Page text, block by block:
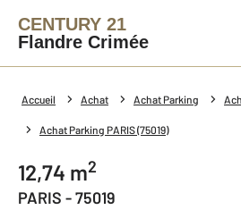
CENTURY 21
Flandre Crimée
Accueil Achat Achat Parking
Achat Parking PARIS (75019)
12,74 m2
PARIS - 75019